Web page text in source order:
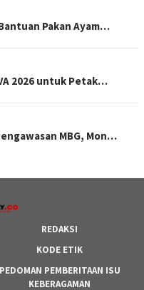
Pakan Ayam…
2026 untuk Petak…
MBG, Mon…
REDAKSI
KODE ETIK
PEDOMAN PEMBERITAAN ISU
KEBERAGAMAN